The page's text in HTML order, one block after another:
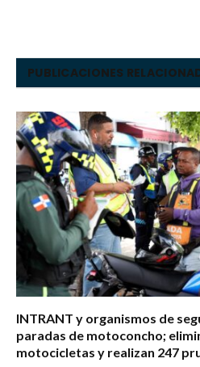
PUBLICACIONES
INTRANT y organismos de
paradas de motoconcho;
motocicletas y realizan 247